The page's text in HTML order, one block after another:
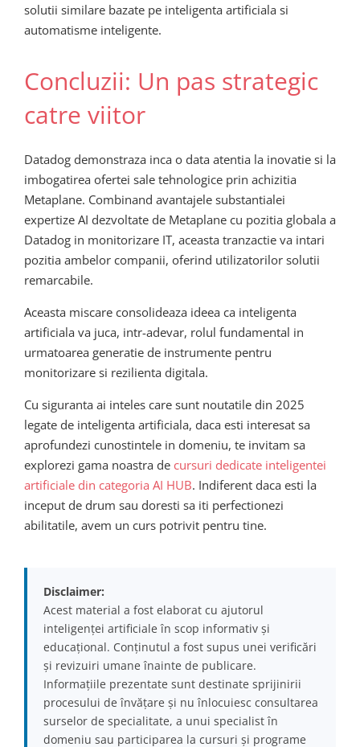
solutii similare bazate pe inteligenta artificiala si
automatisme inteligente.
Concluzii: Un pas strategic
catre viitor
Datadog demonstraza inca o data atentia la inovatie si la
imbogatirea ofertei sale tehnologice prin achizitia
Metaplane. Combinand avantajele substantialei
expertize AI dezvoltate de Metaplane cu pozitia globala a
Datadog in monitorizare IT, aceasta tranzactie va intari
pozitia ambelor companii, oferind utilizatorilor solutii
remarcabile.
Aceasta miscare consolideaza ideea ca inteligenta
artificiala va juca, intr-adevar, rolul fundamental in
urmatoarea generatie de instrumente pentru
monitorizare si rezilienta digitala.
Cu siguranta ai inteles care sunt noutatile din 2025
legate de inteligenta artificiala, daca esti interesat sa
aprofundezi cunostintele in domeniu, te invitam sa
explorezi gama noastra de cursuri dedicate inteligentei
artificiale din categoria AI HUB. Indiferent daca esti la
inceput de drum sau doresti sa iti perfectionezi
abilitatile, avem un curs potrivit pentru tine.
Disclaimer:
Acest material a fost elaborat cu ajutorul
inteligenței artificiale în scop informativ și
educațional. Conținutul a fost supus unei verificări
și revizuiri umane înainte de publicare.
Informațiile prezentate sunt destinate sprijinirii
procesului de învățare și nu înlocuiesc consultarea
surselor de specialitate, a unui specialist în
domeniu sau participarea la cursuri și programe